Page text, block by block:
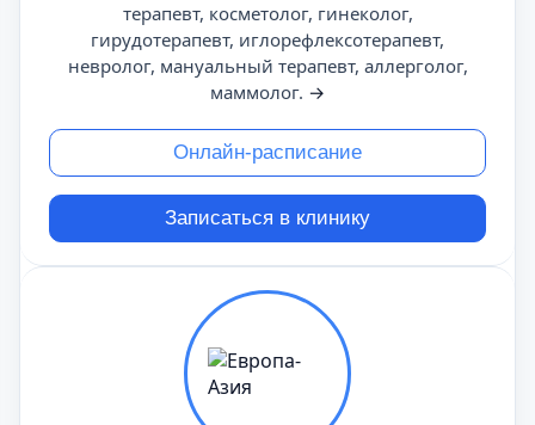
терапевт, косметолог, гинеколог,
гирудотерапевт, иглорефлексотерапевт,
невролог, мануальный терапевт, аллерголог,
маммолог. →
Онлайн-расписание
Записаться в клинику